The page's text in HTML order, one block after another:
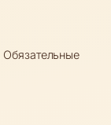
Обязательные